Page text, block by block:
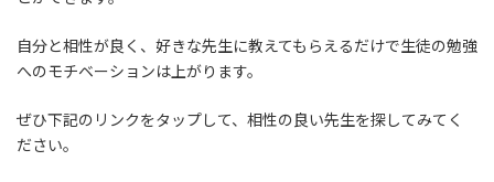
自分と相性が良く、好きな先生に教えてもらえるだけで生徒の勉強
へのモチベーションは上がります。
ぜひ下記のリンクをタップして、相性の良い先生を探してみてく
ださい。